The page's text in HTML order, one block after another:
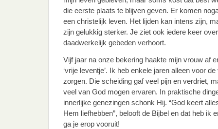
die eerste plaats te blijven geven. Er komen
een christelijk leven. Het lijden kan intens zijn,
zijn gelukkig sterker. Je ziet ook iedere keer
daadwerkelijk gebeden verhoort.
Vijf jaar na onze bekering haakte mijn vrouw af
‘vrije leventje’. Ik heb enkele jaren alleen voor
zorgen. Die scheiding gaf veel pijn en verdriet,
veel van God mogen ervaren. In praktische
innerlijke genezingen schonk Hij. “God keert
Hem liefhebben”, belooft de Bijbel en dat heb ik
ga je erop vooruit!